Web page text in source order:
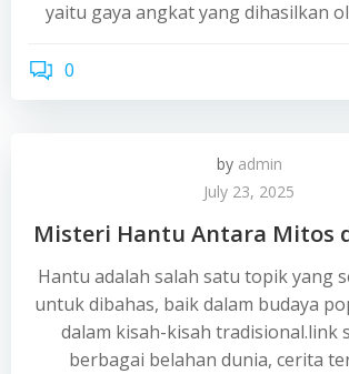
yaitu gaya angkat yang dihasilkan
0
by admin
July 23, 2025
Misteri Hantu Antara Mitos
Hantu adalah salah satu topik yang
untuk dibahas, baik dalam budaya
dalam kisah-kisah tradisional.link
berbagai belahan dunia, cerita